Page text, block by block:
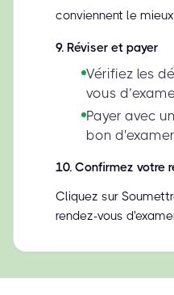
conviennent le
9. Réviser et payer
Vérifiez les
vous
Payer avec
bon
10. Confirmez votre
Cliquez sur
rendez-vous